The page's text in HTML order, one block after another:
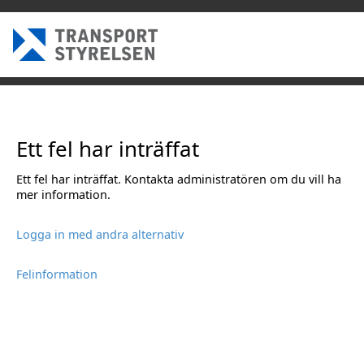
Ett fel har inträffat
Ett fel har inträffat. Kontakta administratören om du vill ha
mer information.
Logga in med andra alternativ
Felinformation